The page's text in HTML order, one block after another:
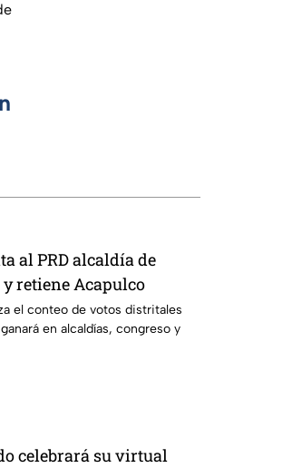
al PRD alcaldía de
retiene Acapulco
el conteo de votos distritales
en alcaldías, congreso y
celebrará su virtual